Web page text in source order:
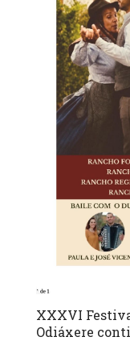
XXXVI
Odiáxere